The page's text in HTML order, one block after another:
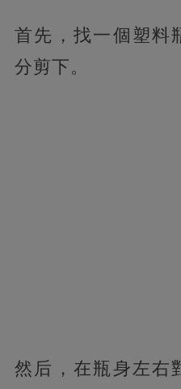
首先，找一個塑料
分剪下。
然后，在瓶身左右